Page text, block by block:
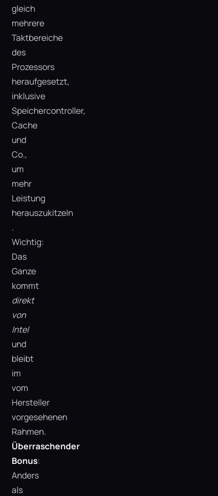
gleich
mehrere
Taktbereiche
des
Prozessors
heraufgesetzt,
inklusive
Speichercontroller,
Cache
und
Co.,
um
mehr
Leistung
herauszukitzeln​
.
Wichtig:
Das
Ganze
kommt
direkt
von
Intel
und
bleibt
im
vom
Hersteller
vorgesehenen
Rahmen.
Überraschender
Bonus:
Anders
als